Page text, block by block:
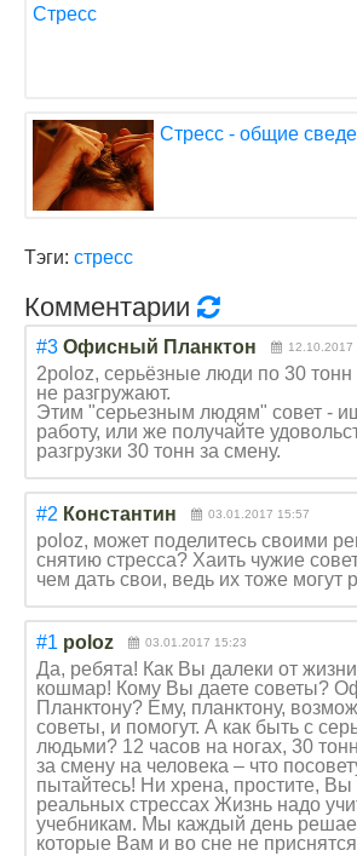
Стресс
Стресс - общие
Тэги: стресс
Комментарии
#3 Офисный Планктон 12.10.2017
2poloz, серьёзные люди по 30 тонн
не разгружают.
Этим "серьезным людям" совет -
работу, или же получайте
разгрузки 30 тонн за смену.
#2 Константин 03.01.2017 15:57
poloz, может поделитесь своими
снятию стресса? Хаить чужие
чем дать свои, ведь их тоже могут
#1 poloz 03.01.2017 15:23
Да, ребята! Как Вы далеки от
кошмар! Кому Вы даете советы?
Планктону? Ему, планктону,
советы, и помогут. А как быть с
людьми? 12 часов на ногах, 30
за смену на человека – что
пытайтесь! Ни хрена, простите, Вы
реальных стрессах Жизнь надо
учебникам. Мы каждый день
которые Вам и во сне не